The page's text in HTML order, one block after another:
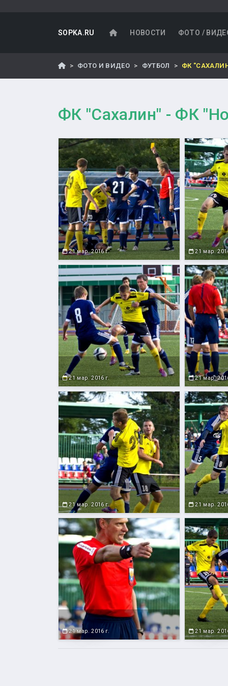
SOPKA.RU НОВОСТИ ФОТО /
ФОТО И ВИДЕО ФУТБОЛ ФК
ФК "Сахалин" - ФК
21 мар. 2016 г. 21 мар.
21 мар. 2016 г. 21 мар.
21 мар. 2016 г. 21 мар.
21 мар. 2016 г. 21 мар.